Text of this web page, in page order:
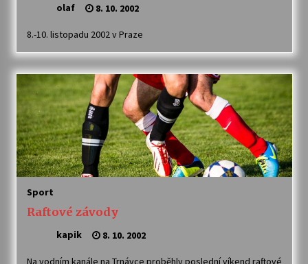
olaf 8. 10. 2002
8.-10. listopadu 2002 v Praze
Sport
Raftové závody
kapik 8. 10. 2002
Na vodním kanále na Trnávce proběhly poslední víkend raftové